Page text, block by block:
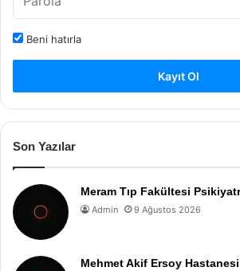
Beni hatırla
Kayıt Ol
Son Yazılar
Meram Tıp Fakültesi
Admin 9 Ağustos 2026
Mehmet Akif Ersoy